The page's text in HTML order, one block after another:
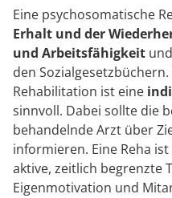
Eine psychosomatische
Erhalt und der
und Arbeitsfähigkeit
den
Rehabilitation ist eine
sinnvoll. Dabei sollte die
behandelnde Arzt über
informieren. Eine Reha ist
aktive, zeitlich begrenzte
Eigenmotivation und